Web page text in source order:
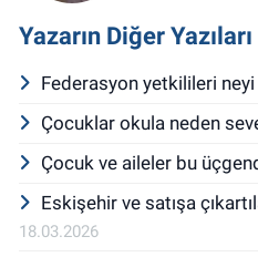
Yazarın Diğer Yazıları
Federasyon yetkilileri
Çocuklar okula neden
Çocuk ve aileler bu
Eskişehir ve satışa
18.03.2026